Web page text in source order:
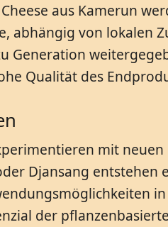
aus Kamerun
abhängig von
Generation
Qualität des
mit
Djansang
der